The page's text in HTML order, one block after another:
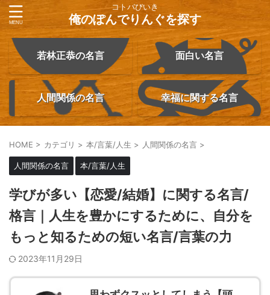
コトバびいき
俺のぽんでりんぐを探す
若林正恭の名言 面白い名言
人間関係の名言 幸福に関する名言
HOME > カテゴリ > 本/言葉/人生 > 人間関係の名言 >
人間関係の名言 本/言葉/人生
学びが多い【恋愛/結婚】に関する名言/
格言｜人生を豊かにするために、自分を
もっと知るための短い名言/言葉の力
2023年11月29日